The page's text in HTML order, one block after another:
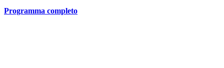
Programma completo